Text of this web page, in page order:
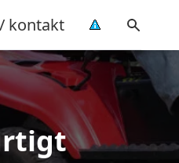
kontakt